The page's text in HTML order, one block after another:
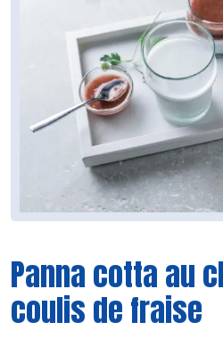
Panna cotta au
coulis de fraise